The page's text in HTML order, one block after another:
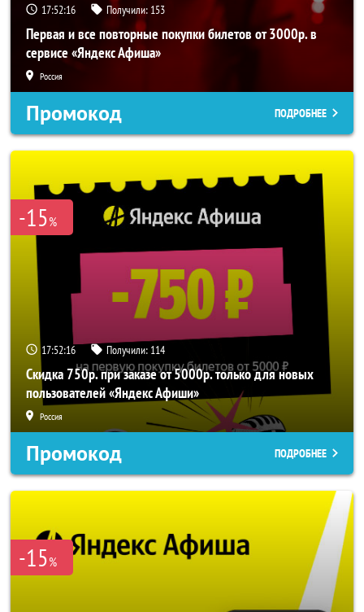
17:52:15 Получили: 153
Первая и все повторные покупки билетов от 3000р. в
сервисе «Яндекс Афиша»
Россия
Промокод ПОДРОБНЕЕ
-15%
17:52:15 Получили: 114
Скидка 750р. при заказе от 5000р. только для новых
пользователей «Яндекс Афиши»
Россия
Промокод ПОДРОБНЕЕ
-15%